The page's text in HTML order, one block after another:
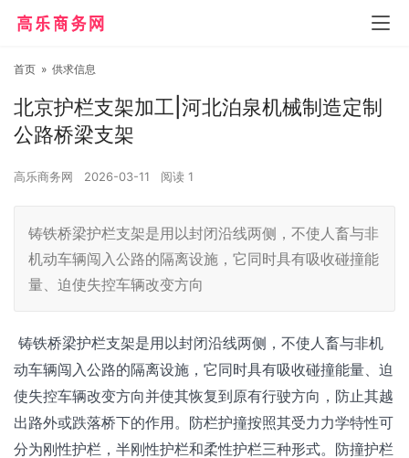
首页 » 供求信息
北京护栏支架加工|河北泊泉机械制造定制
公路桥梁支架
高乐商务网 2026-03-11 阅读 1
铸铁桥梁护栏支架是用以封闭沿线两侧，不使人畜与非
机动车辆闯入公路的隔离设施，它同时具有吸收碰撞能
量、迫使失控车辆改变方向
铸铁桥梁护栏支架是用以封闭沿线两侧，不使人畜与非机
动车辆闯入公路的隔离设施，它同时具有吸收碰撞能量、迫
使失控车辆改变方向并使其恢复到原有行驶方向，防止其越
出路外或跌落桥下的作用。防栏护撞按照其受力力学特性可
分为刚性护栏，半刚性护栏和柔性护栏三种形式。防撞护栏